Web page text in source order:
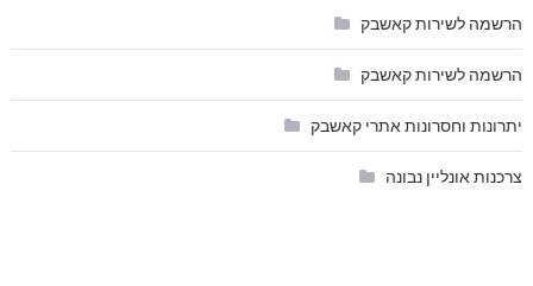
הרשמה לשירות קאשבק
הרשמה לשירות קאשבק
יתרונות וחסרונות אתרי קאשבק
צרכנות אונליין נבונה